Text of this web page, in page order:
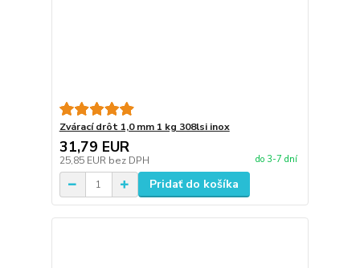
Zvárací drôt 1,0 mm 1 kg 308lsi inox
31,79 EUR
25,85 EUR bez DPH do 3-7 dní
Pridať do košíka